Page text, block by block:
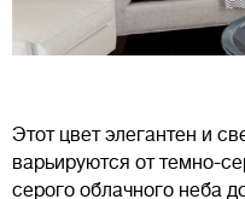
Этот цвет элегантен и
варьируются от темно-
серого облачного неба